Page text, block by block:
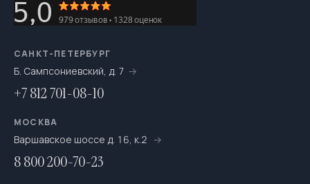
САНКТ-ПЕТЕРБУРГ
Б. Сампсониевский, д. 7
+7 812 701-08-10
МОСКВА
Варшавское шоссе д. 16, к.2
8 800 200-70-23